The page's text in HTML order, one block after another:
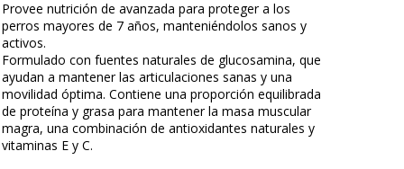
Provee nutrición de avanzada para proteger a los
perros mayores de 7 años, manteniéndolos sanos y
activos.
Formulado con fuentes naturales de glucosamina, que
ayudan a mantener las articulaciones sanas y una
movilidad óptima. Contiene una proporción equilibrada
de proteína y grasa para mantener la masa muscular
magra, una combinación de antioxidantes naturales y
vitaminas E y C.